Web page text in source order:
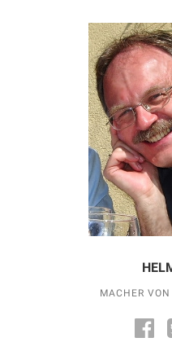
MACHER